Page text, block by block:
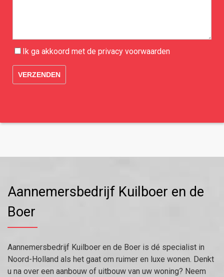
Ik ga akkoord met de privacy voorwaarden
Aannemersbedrijf Kuilboer en de
Boer
Aannemersbedrijf Kuilboer en de Boer is dé specialist in
Noord-Holland als het gaat om ruimer en luxe wonen. Denkt
u na over een aanbouw of uitbouw van uw woning? Neem